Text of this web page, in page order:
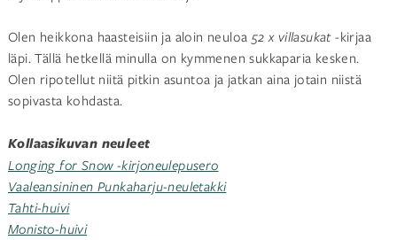
Olen heikkona haasteisiin ja aloin neuloa 52 x villasukat-kirjaa
läpi. Tällä hetkellä minulla on kymmenen sukkaparia kesken.
Olen ripotellut niitä pitkin asuntoa ja jatkan aina jotain niistä
sopivasta kohdasta.
Kollaasikuvan neuleet
Longing for Snow -kirjoneulepusero
Vaaleansininen Punkaharju-neuletakki
Tahti-huivi
Monisto-huivi